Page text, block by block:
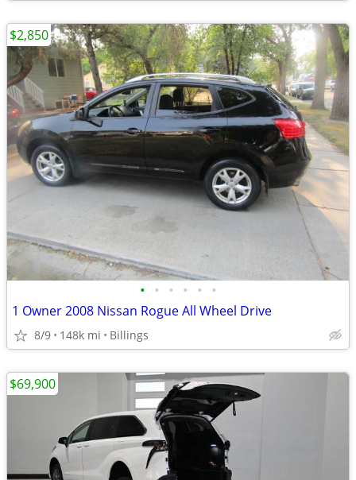
• • • • • •
1 Owner 2008 Nissan Rogue All Wheel Drive
8/9 148k mi Billings
$2,850
$69,900